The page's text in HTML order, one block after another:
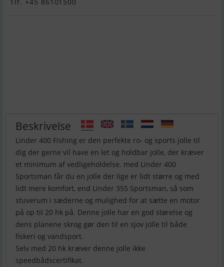
Tlf. +45 86101500
Beskrivelse
Linder 400 Fishing er den perfekte ro- og sports jolle til
dig der gerne vil have en let og holdbar jolle, der kræver
et minimum af vedligeholdelse. med Linder 400
Sportsman får du en jolle der lige er lidt større og med
lidt mere komfort, end Linder 355 Sportsman, så som
stuverum i sæderne og mulighed for at sætte en motor
på op til 20 hk på. Denne jolle har en god størelse og
dens planene skrog gør den til en sjov jolle til både
fiskeri og vandsport.
Selv med 20 hk kræver denne jolle ikke
speedbådscertifikat.